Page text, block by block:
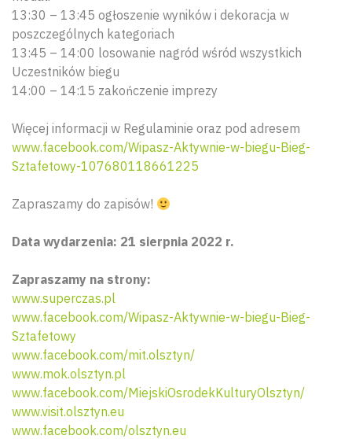
13:30 – 13:45 ogłoszenie wyników i dekoracja w
poszczególnych kategoriach
13:45 – 14:00 losowanie nagród wśród wszystkich
Uczestników biegu
14:00 – 14:15 zakończenie imprezy
Więcej informacji w Regulaminie oraz pod adresem
www.facebook.com/Wipasz-Aktywnie-w-biegu-Bieg-
Sztafetowy-107680118661225
Zapraszamy do zapisów!
Data wydarzenia: 21 sierpnia 2022 r.
Zapraszamy na strony:
www.superczas.pl
www.facebook.com/Wipasz-Aktywnie-w-biegu-Bieg-
Sztafetowy
www.facebook.com/mit.olsztyn/
www.mok.olsztyn.pl
www.facebook.com/MiejskiOsrodekKulturyOlsztyn/
www.visit.olsztyn.eu
www.facebook.com/olsztyn.eu